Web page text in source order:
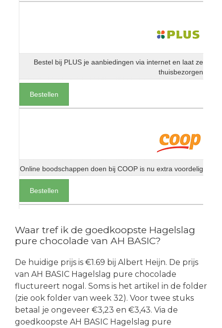
Bestel bij PLUS je aanbiedingen via internet en laat ze
thuisbezorgen
Bestellen
Online boodschappen doen bij COOP is nu extra voordelig
Bestellen
Waar tref ik de goedkoopste Hagelslag
pure chocolade van AH BASIC?
De huidige prijs is €1.69 bij Albert Heijn. De prijs
van AH BASIC Hagelslag pure chocolade
fluctureert nogal. Soms is het artikel in de folder
(zie ook folder van week 32). Voor twee stuks
betaal je ongeveer €3,23 en €3,43. Via de
goedkoopste AH BASIC Hagelslag pure